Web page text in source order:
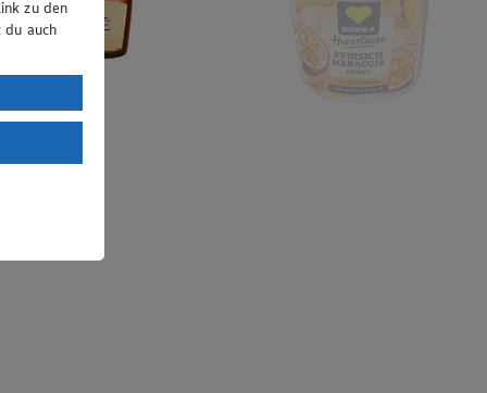
zu den
auch
DSGVO
mit
das